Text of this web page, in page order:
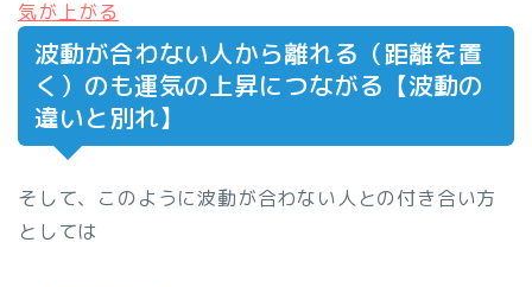
気が上がる
波動が合わない人から離れる（距離を置
く）のも運気の上昇につながる【波動の
違いと別れ】
そして、このように波動が合わない人との付き合い方
としては